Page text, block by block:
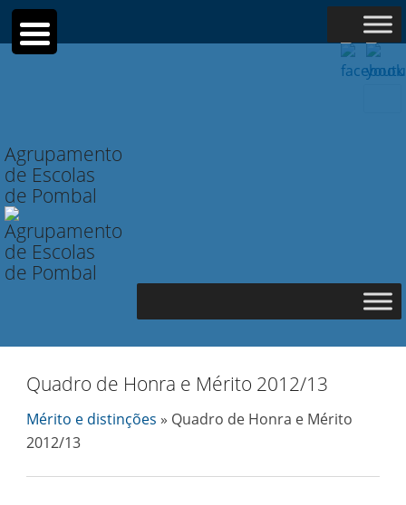
Agrupamento
de Escolas
de Pombal
Quadro de Honra e Mérito 2012/13
Mérito e distinções » Quadro de Honra e Mérito
2012/13